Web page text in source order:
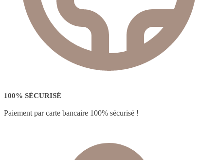
100% SÉCURISÉ
Paiement par carte bancaire 100% sécurisé !